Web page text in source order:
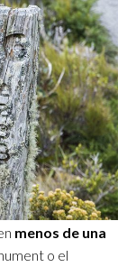
menos de una
o el